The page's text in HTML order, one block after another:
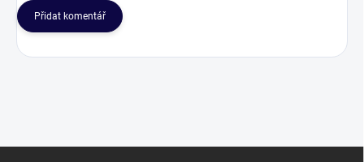
Přidat komentář